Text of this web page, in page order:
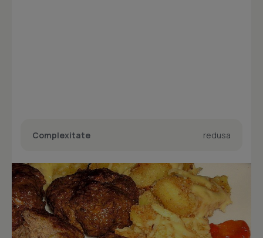
Complexitate redusa